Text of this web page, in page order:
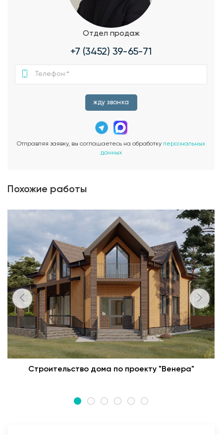
Отдел продаж
+7 (3452) 39-65-71
жду звонка
Отправляя заявку, вы соглашаетесь на обработку персональных
данных
Похожие работы
Строительство дома по проекту "Венера"